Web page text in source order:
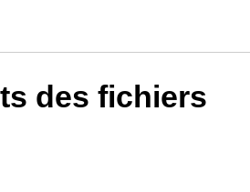
des fichiers